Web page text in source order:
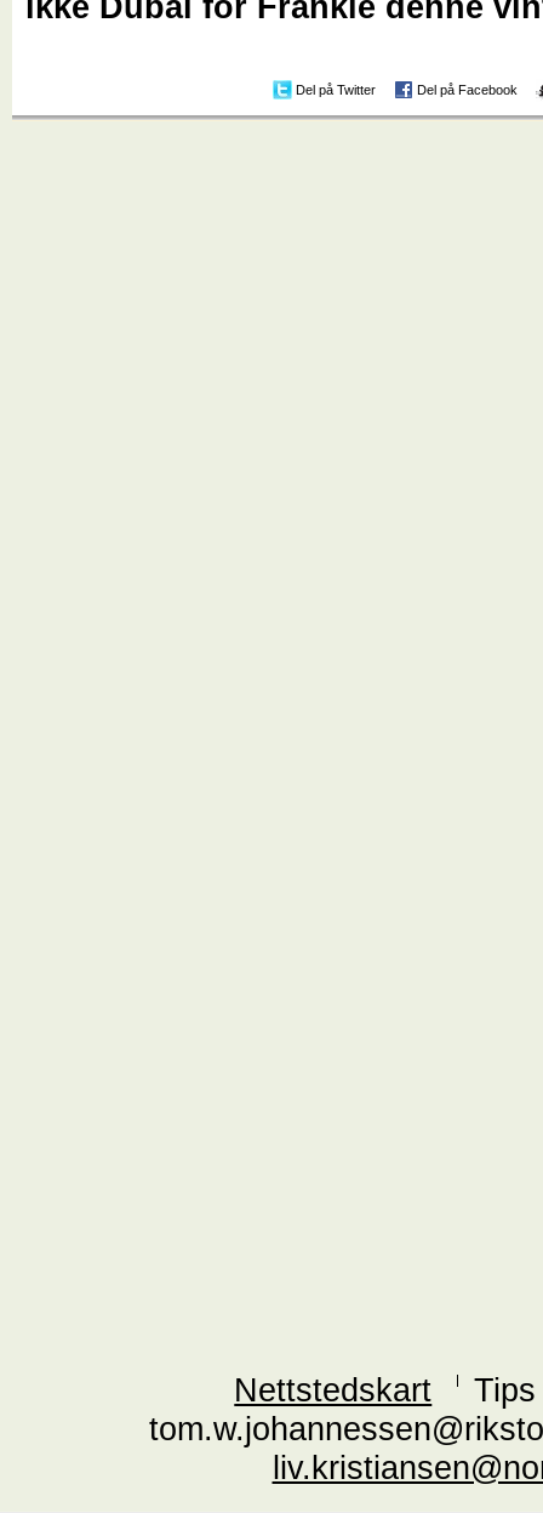
Del på Twitter Del på Facebook
Nettstedskart